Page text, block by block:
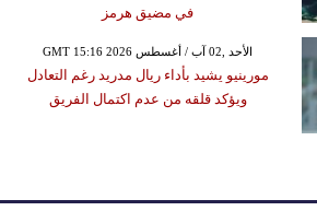
في مضيق هرمز
GMT 15:16 2026 الأحد ,02 آب / أغسطس
مورينيو يشيد بأداء ريال مدريد رغم التعادل
ويؤكد قلقه من عدم اكتمال الفريق